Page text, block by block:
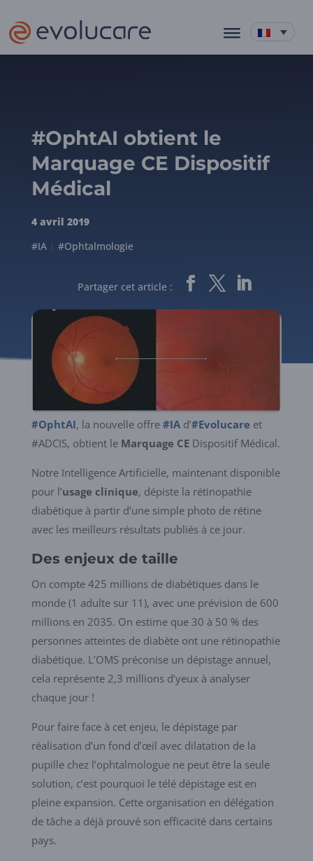
#OphtAI obtient le
Marquage CE Dispositif
Médical
4 avril 2019
#IA| #Ophtalmologie
Partager cet article :
#OphtAI, la nouvelle offre #IAd’#Evolucare et
#ADCIS, obtient le Marquage CEDispositif Médical.
Notre Intelligence Artificielle, maintenant disponible
pour l’usage clinique, dépiste la rétinopathie
diabétique à partir d’une simple photo de rétine
avec les meilleurs résultats publiés à ce jour.
Des enjeux de taille
On compte 425 millions de diabétiques dans le
monde (1 adulte sur 11), avec une prévision de 600
millions en 2035. On estime que 30 à 50 % des
personnes atteintes de diabète ont une rétinopathie
diabétique. L’OMS préconise un dépistage annuel,
cela représente 2,3 millions d’yeux à analyser
chaque jour !
Pour faire face à cet enjeu, le dépistage par
réalisation d’un fond d’œil avec dilatation de la
pupille chez l’ophtalmologue ne peut être la seule
solution, c’est pourquoi le télé dépistage est en
pleine expansion. Cette organisation en délégation
de tâche a déjà prouvé son efficacité dans certains
pays.